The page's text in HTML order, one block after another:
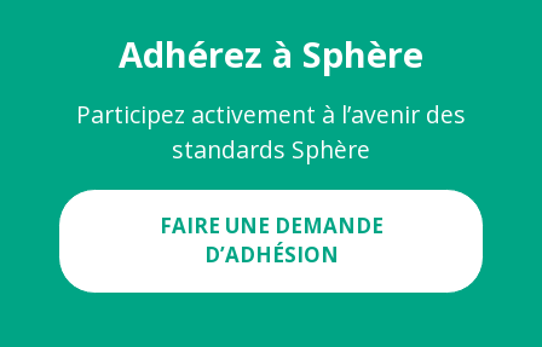
Adhérez à Sphère
Participez activement à l’avenir des
standards Sphère
FAIRE UNE DEMANDE
D’ADHÉSION